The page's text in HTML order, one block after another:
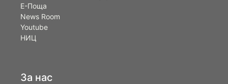
Е-Поща
News Room
Youtube
НИЦ
За нас